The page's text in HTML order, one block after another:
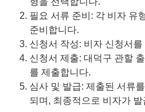
필요 서류 준비: 각 비자 유
준비합니다.
신청서 작성: 비자 신청서
신청서 제출: 대덕구 관할
를 제출합니다.
심사 및 발급: 제출된 서류
되며, 최종적으로 비자가 발